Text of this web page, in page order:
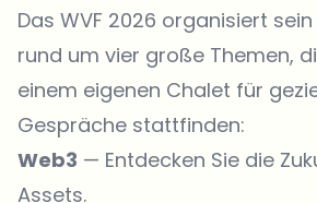
Das WVF 2026 organisiert
rund um vier große Themen,
einem eigenen Chalet für
Gespräche stattfinden:
Web3 — Entdecken Sie die
Assets.